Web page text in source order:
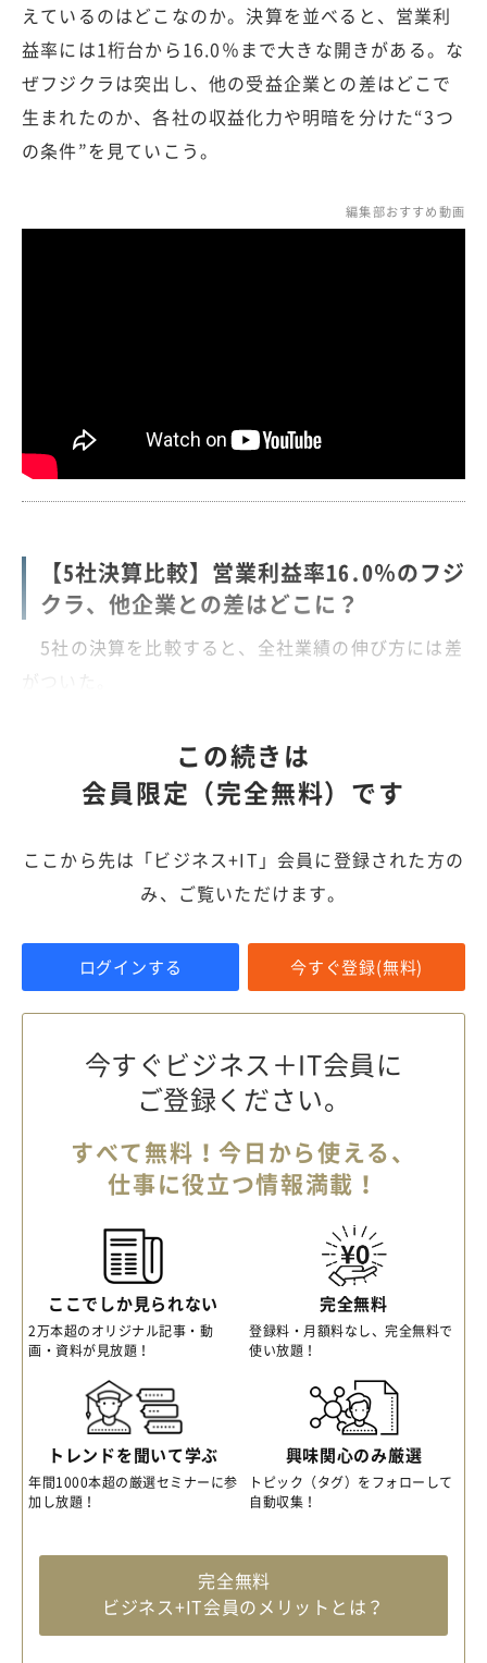
えているのはどこなのか。決算を並べると、営業利
益率には1桁台から16.0％まで大きな開きがある。な
ぜフジクラは突出し、他の受益企業との差はどこで
生まれたのか、各社の収益化力や明暗を分けた“3つ
の条件”を見ていこう。
編集部おすすめ動画
【5社決算比較】営業利益率16.0％のフジ
クラ、他企業との差はどこに？
5社の決算を比較すると、全社業績の伸び方には差
この続きは
会員限定（完全無料）です
ここから先は「ビジネス+IT」会員に登録された方の
み、ご覧いただけます。
ログインする 今すぐ登録(無料)
今すぐビジネス＋IT会員に
ご登録ください。
すべて無料！今日から使える、
仕事に役立つ情報満載！
ここでしか見られない
2万本超のオリジナル記事・動
画・資料が見放題！
完全無料
登録料・月額料なし、完全無料で
使い放題！
トレンドを聞いて学ぶ
年間1000本超の厳選セミナーに参
加し放題！
興味関心のみ厳選
トピック（タグ）をフォローして
自動収集！
完全無料
ビジネス+IT会員のメリットとは？